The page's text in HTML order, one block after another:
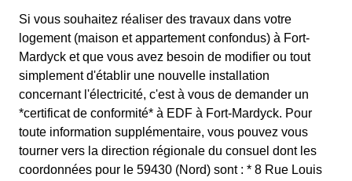
Si vous souhaitez réaliser des travaux dans votre
logement (maison et appartement confondus) à Fort-
Mardyck et que vous avez besoin de modifier ou tout
simplement d'établir une nouvelle installation
concernant l'électricité, c'est à vous de demander un
*certificat de conformité* à EDF à Fort-Mardyck. Pour
toute information supplémentaire, vous pouvez vous
tourner vers la direction régionale du consuel dont les
coordonnées pour le 59430 (Nord) sont : * 8 Rue Louis